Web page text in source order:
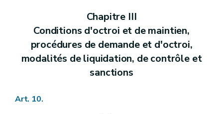
Chapitre III
Conditions d'octroi et de maintien,
procédures de demande et d'octroi,
modalités de liquidation, de contrôle et
sanctions
Art. 10.